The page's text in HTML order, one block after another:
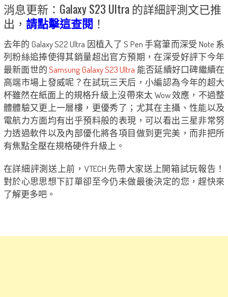
消息更新：Galaxy S23 Ultra 的詳細評測文已推
出， 請點擊這查閱 ！
去年的 Galaxy S22 Ultra 因植入了 S Pen 手寫筆而深受 Note 系
列粉絲追捧使得其銷量超出官方預期，在深受好評下今年
最新面世的Samsung Galaxy S23 Ultra 能否延續好口碑繼續在
高端市場上發威呢？在試玩三天后，小編認為今年的超大
杯雖然在紙面上的規格升級上沒帶來太 Wow 效應，不過整
體體驗又更上一層樓，更優秀了；尤其在主攝、性能以及
電航力方面均有出乎預料般的表現，可以看出三星非常努
力透過軟件以及內部優化將各項目做到更完美，而非把所
有焦點全壓在規格硬件升級上。
在詳細評測送上前，VTECH 先帶大家送上開箱試玩報告！
對於心思思想下訂單卻至今仍未做最後決定的您，趕快來
了解更多吧。